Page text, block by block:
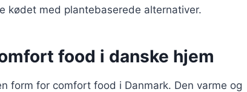
kødet med plantebaserede alternativer.
food i danske hjem
form for comfort food i Danmark. Den varme og